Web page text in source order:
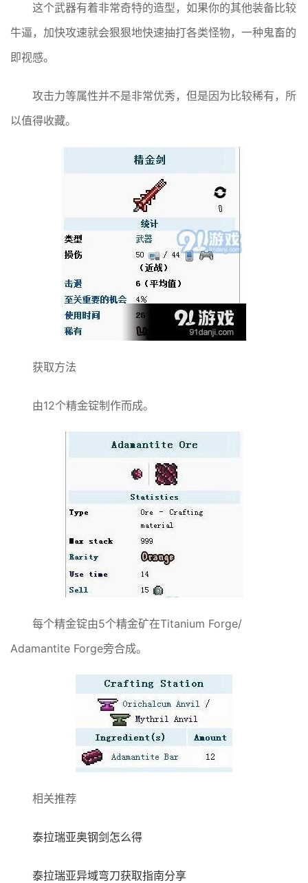
这个武器有着非常奇特的造型，如果你的其他装备比较
牛逼，加快攻速就会狠狠地快速抽打各类怪物，一种鬼畜的
即视感。
攻击力等属性并不是非常优秀，但是因为比较稀有，所
以值得收藏。
获取方法
由12个精金锭制作而成。
每个精金锭由5个精金矿在Titanium Forge/
Adamantite Forge旁合成。
相关推荐
泰拉瑞亚奥钢剑怎么得
泰拉瑞亚异域弯刀获取指南分享